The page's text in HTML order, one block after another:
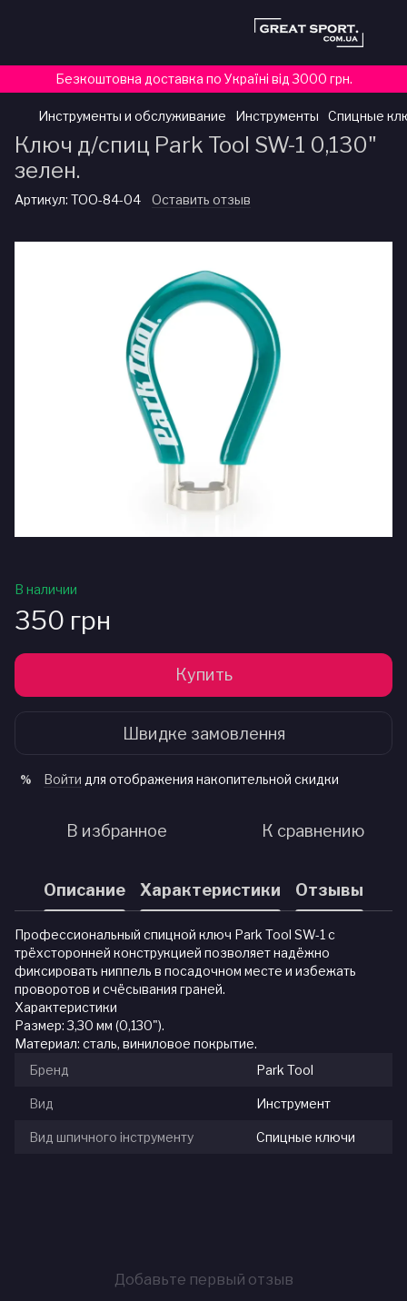
Безкоштовна доставка по Україні від 3000 грн.
Инструменты и обслуживание Инструменты Спицные
Ключ д/спиц Park Tool SW-1 0,130"
зелен.
Артикул: TOO-84-04 Оставить отзыв
В наличии
350 грн
Купить
Швидке замовлення
% Войти для отображения накопительной скидки
В избранное К сравнению
Описание Характеристики Отзывы
Профессиональный спицной ключ Park Tool SW-1 с
трёхсторонней конструкцией позволяет надёжно
фиксировать ниппель в посадочном месте и избежать
проворотов и счёсывания граней.
Характеристики
Размер: 3,30 мм (0,130").
Материал: сталь, виниловое покрытие.
Бренд
Park Tool
Вид Инструмент
Вид шпичного інструменту Спицные ключи
Добавьте первый отзыв